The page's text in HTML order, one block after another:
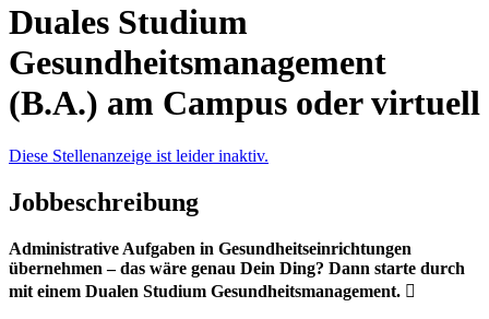
Duales Studium
Gesundheitsmanagement
(B.A.) am Campus oder virtuell
Diese Stellenanzeige ist leider inaktiv.
Jobbeschreibung
Administrative Aufgaben in Gesundheitseinrichtungen
übernehmen – das wäre genau Dein Ding? Dann starte durch
mit einem Dualen Studium Gesundheitsmanagement. ‍⚕